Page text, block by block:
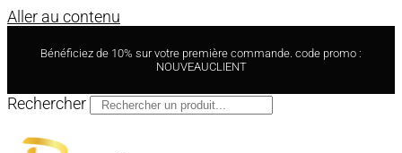
Aller au contenu
Bénéficiez de 10% sur votre première commande. code promo :
NOUVEAUCLIENT
Rechercher